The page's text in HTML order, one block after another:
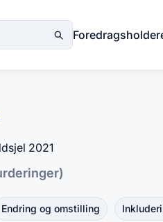
2021
Endring og omstilling